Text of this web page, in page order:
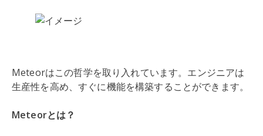
Meteorはこの哲学を取り入れています。エンジニアは
生産性を高め、すぐに機能を構築することができます。
Meteorとは？